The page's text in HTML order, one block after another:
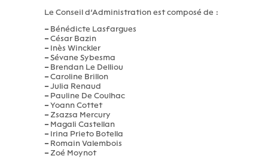
Le Conseil d’Administration est composé de :
–Bénédicte Lasfargues
–César Bazin
–Inès Winckler
–Sévane Sybesma
–Brendan Le Delliou
–Caroline Brillon
–Julia Renaud
–Pauline De Coulhac
–Yoann Cottet
–Zsazsa Mercury
–Magali Castellan
–Irina Prieto Botella
–Romain Valembois
–Zoé Moynot